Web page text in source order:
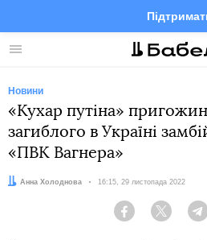
Меню Facebook
Новини
«Кухар путіна»
загиблого в Україні
«ПВК Вагнера»
Автор:
Анна Холоднова Дата:
16:15, 29 листопада 2022
Facebook Twitter